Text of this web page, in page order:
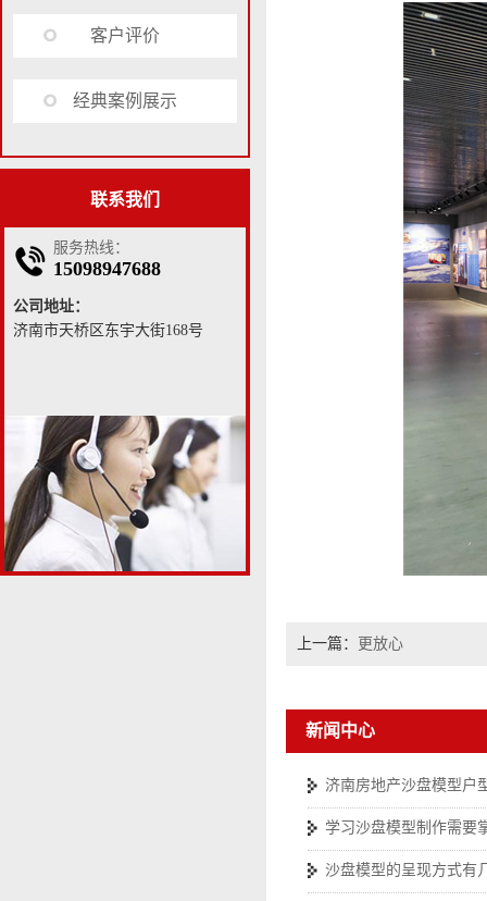
客户评价
经典案例展示
联系我们
服务热线：
15098947688
公司地址：
济南市天桥区东宇大街168号
上一篇： 更放心
新闻中心
济南房地产沙盘模型户
学习沙盘模型制作需要
沙盘模型的呈现方式有